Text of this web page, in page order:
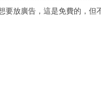
要放廣告，這是免費的，但